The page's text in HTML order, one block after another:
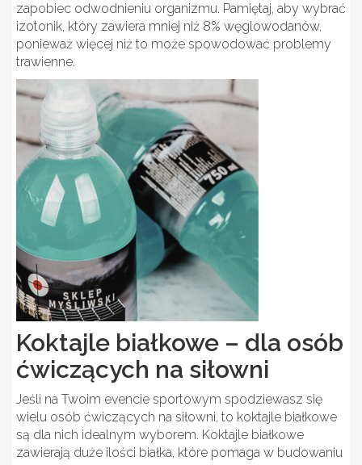
zapobiec odwodnieniu organizmu. Pamiętaj, aby wybrać
izotonik, który zawiera mniej niż 8% węglowodanów,
ponieważ więcej niż to może spowodować problemy
trawienne.
Koktajle białkowe – dla osób
ćwiczących na siłowni
Jeśli na Twoim evencie sportowym spodziewasz się
wielu osób ćwiczących na siłowni, to koktajle białkowe
są dla nich idealnym wyborem. Koktajle białkowe
zawierają duże ilości białka, które pomaga w budowaniu